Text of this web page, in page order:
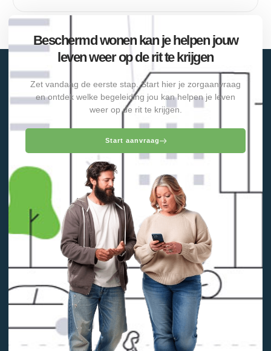
Beschermd wonen kan je helpen jouw
leven weer op de rit te krijgen
Zet vandaag de eerste stap. Start hier je zorgaanvraag
en ontdek welke begeleiding jou kan helpen je leven
weer op de rit te krijgen.
Start aanvraag